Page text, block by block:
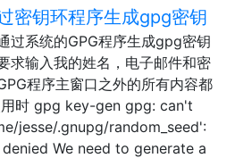
密钥环程序生成gpg密钥
过系统的GPG程序生成gpg密钥
求输入我的姓名，电子邮件和密
程序主窗口之外的所有内容都
用时 gpg key-gen gpg: can't
jesse/.gnupg/random_seed':
We need to generate a